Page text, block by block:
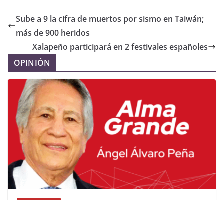
Sube a 9 la cifra de muertos por sismo en Taiwán;
más de 900 heridos
Xalapeño participará en 2 festivales españoles
OPINIÓN